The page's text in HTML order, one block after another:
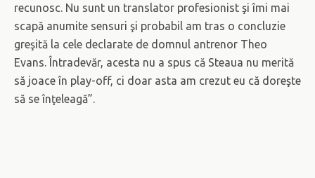
recunosc. Nu sunt un translator profesionist şi îmi mai
scapă anumite sensuri şi probabil am tras o concluzie
greşită la cele declarate de domnul antrenor Theo
Evans. Întradevăr, acesta nu a spus că Steaua nu merită
să joace în play-off, ci doar asta am crezut eu că doreşte
să se înţeleagă”.